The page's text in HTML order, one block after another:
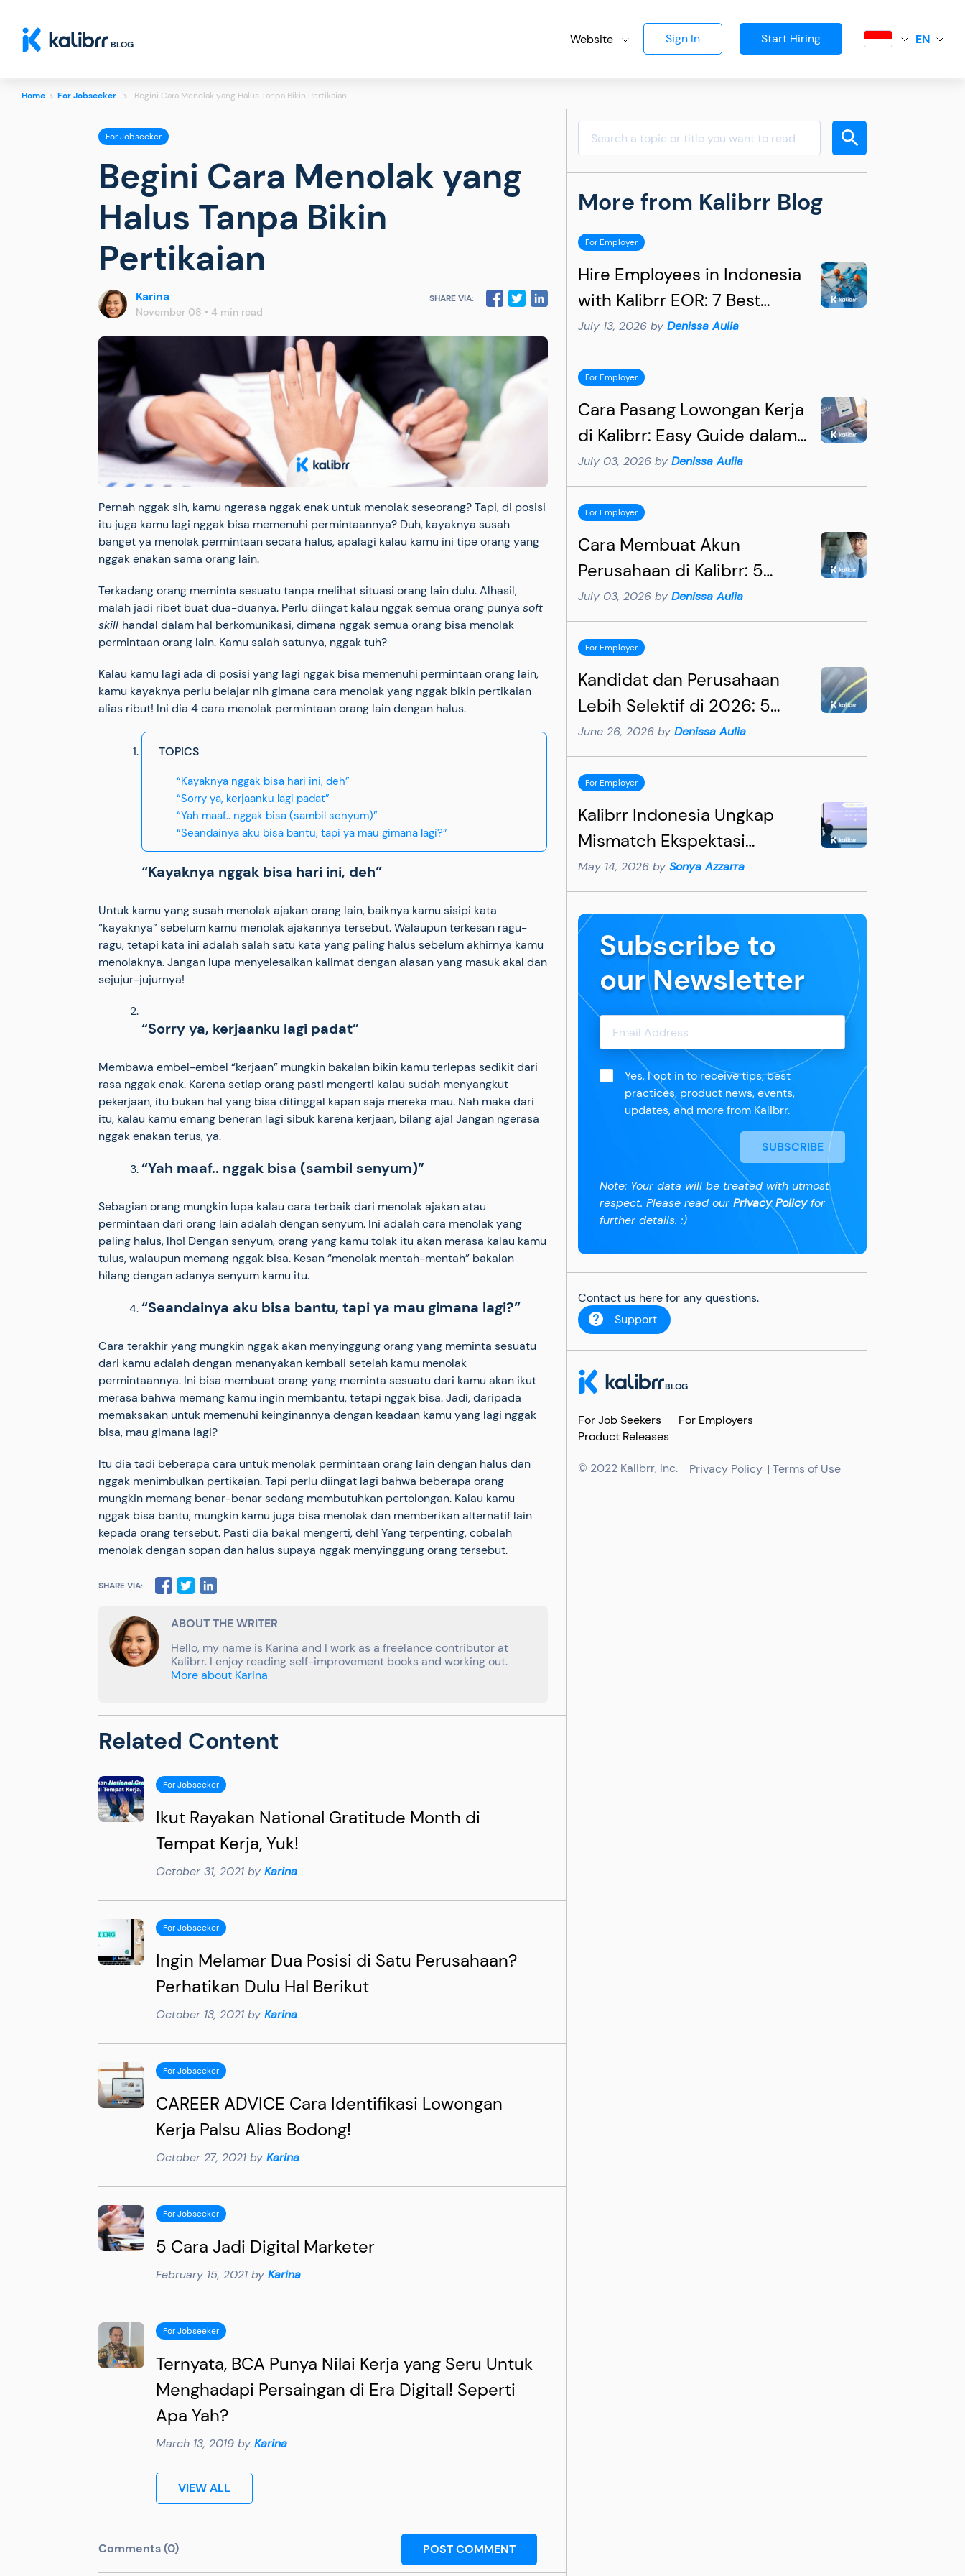
BLOG Website Sign In Start Hiring EN
Home > For Jobseeker > Begini Cara Menolak yang Halus Tanpa Bikin Pertikaian
For Jobseeker
Begini Cara Menolak yang
Halus Tanpa Bikin
Pertikaian
Karina
November 08 • 4 min read
SHARE VIA:
Pernah nggak sih, kamu ngerasa nggak enak untuk menolak seseorang? Tapi, di posisi
itu juga kamu lagi nggak bisa memenuhi permintaannya? Duh, kayaknya susah
banget ya menolak permintaan secara halus, apalagi kalau kamu ini tipe orang yang
nggak enakan sama orang lain.
Terkadang orang meminta sesuatu tanpa melihat situasi orang lain dulu. Alhasil,
malah jadi ribet buat dua-duanya. Perlu diingat kalau nggak semua orang punya soft
skill handal dalam hal berkomunikasi, dimana nggak semua orang bisa menolak
permintaan orang lain. Kamu salah satunya, nggak tuh?
Kalau kamu lagi ada di posisi yang lagi nggak bisa memenuhi permintaan orang lain,
kamu kayaknya perlu belajar nih gimana cara menolak yang nggak bikin pertikaian
alias ribut! Ini dia 4 cara menolak permintaan orang lain dengan halus.
TOPICS
“Kayaknya nggak bisa hari ini, deh”
“Sorry ya, kerjaanku lagi padat”
“Yah maaf.. nggak bisa (sambil senyum)”
“Seandainya aku bisa bantu, tapi ya mau gimana lagi?”
“Kayaknya nggak bisa hari ini, deh”
Untuk kamu yang susah menolak ajakan orang lain, baiknya kamu sisipi kata
“kayaknya” sebelum kamu menolak ajakannya tersebut. Walaupun terkesan ragu-
ragu, tetapi kata ini adalah salah satu kata yang paling halus sebelum akhirnya kamu
menolaknya. Jangan lupa menyelesaikan kalimat dengan alasan yang masuk akal dan
sejujur-jujurnya!
“Sorry ya, kerjaanku lagi padat”
Membawa embel-embel “kerjaan” mungkin bakalan bikin kamu terlepas sedikit dari
rasa nggak enak. Karena setiap orang pasti mengerti kalau sudah menyangkut
pekerjaan, itu bukan hal yang bisa ditinggal kapan saja mereka mau. Nah maka dari
itu, kalau kamu emang beneran lagi sibuk karena kerjaan, bilang aja! Jangan ngerasa
nggak enakan terus, ya.
“Yah maaf.. nggak bisa (sambil senyum)”
Sebagian orang mungkin lupa kalau cara terbaik dari menolak ajakan atau
permintaan dari orang lain adalah dengan senyum. Ini adalah cara menolak yang
paling halus, lho! Dengan senyum, orang yang kamu tolak itu akan merasa kalau kamu
tulus, walaupun memang nggak bisa. Kesan “menolak mentah-mentah” bakalan
hilang dengan adanya senyum kamu itu.
“Seandainya aku bisa bantu, tapi ya mau gimana lagi?”
Cara terakhir yang mungkin nggak akan menyinggung orang yang meminta sesuatu
dari kamu adalah dengan menanyakan kembali setelah kamu menolak
permintaannya. Ini bisa membuat orang yang meminta sesuatu dari kamu akan ikut
merasa bahwa memang kamu ingin membantu, tetapi nggak bisa. Jadi, daripada
memaksakan untuk memenuhi keinginannya dengan keadaan kamu yang lagi nggak
bisa, mau gimana lagi?
Itu dia tadi beberapa cara untuk menolak permintaan orang lain dengan halus dan
nggak menimbulkan pertikaian. Tapi perlu diingat lagi bahwa beberapa orang
mungkin memang benar-benar sedang membutuhkan pertolongan. Kalau kamu
nggak bisa bantu, mungkin kamu juga bisa menolak dan memberikan alternatif lain
kepada orang tersebut. Pasti dia bakal mengerti, deh! Yang terpenting, cobalah
menolak dengan sopan dan halus supaya nggak menyinggung orang tersebut.
SHARE VIA:
ABOUT THE WRITER
Hello, my name is Karina and I work as a freelance contributor at
Kalibrr. I enjoy reading self-improvement books and working out.
More about Karina
Related Content
For Jobseeker
Ikut Rayakan National Gratitude Month di
Tempat Kerja, Yuk!
October 31, 2021 by Karina
For Jobseeker
Ingin Melamar Dua Posisi di Satu Perusahaan?
Perhatikan Dulu Hal Berikut
October 13, 2021 by Karina
For Jobseeker
CAREER ADVICE Cara Identifikasi Lowongan
Kerja Palsu Alias Bodong!
October 27, 2021 by Karina
For Jobseeker
5 Cara Jadi Digital Marketer
February 15, 2021 by Karina
For Jobseeker
Ternyata, BCA Punya Nilai Kerja yang Seru Untuk
Menghadapi Persaingan di Era Digital! Seperti
Apa Yah?
March 13, 2019 by Karina
VIEW ALL
Comments (0) POST COMMENT
More from Kalibrr Blog
For Employer
Hire Employees in Indonesia
with Kalibrr EOR: 7 Best
Practices for Hiring
Succesfully
July 13, 2026 by Denissa Aulia
For Employer
Cara Pasang Lowongan Kerja
di Kalibrr: Easy Guide dalam
6 Langkah
July 03, 2026 by Denissa Aulia
For Employer
Cara Membuat Akun
Perusahaan di Kalibrr: 5
Langkah agar Rekrutmen
Lebih Efektif
July 03, 2026 by Denissa Aulia
For Employer
Kandidat dan Perusahaan
Lebih Selektif di 2026: 5
Perubahan Penting yang
Wajib Dipahami HR
June 26, 2026 by Denissa Aulia
For Employer
Kalibrr Indonesia Ungkap
Mismatch Ekspektasi
Rekrutmen 2026: 62%
Rekruter Mengira Kandidat
Utamakan Gaji
May 14, 2026 by Sonya Azzarra
Subscribe to
our Newsletter
Yes, I opt in to receive tips, best
practices, product news, events,
updates, and more from Kalibrr.
SUBSCRIBE
Note: Your data will be treated with utmost
respect. Please read our Privacy Policyfor
further details. :)
Contact us here for any questions.
Support
BLOG
For Job Seekers
For Employers
Product Releases
© 2022 Kalibrr, Inc. Privacy Policy Terms of Use